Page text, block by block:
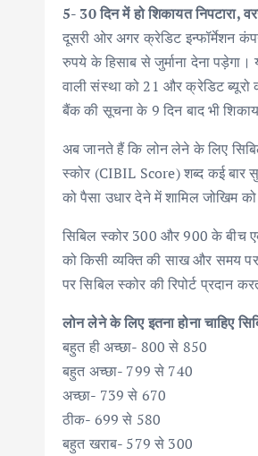
5- 30 दिन में हो शिकायत निपटारा,
दूसरी ओर अगर क्रेडिट इन्फॉर्मेशन
रुपये के हिसाब से जुर्माना देना पड़ेगा।
वाली संस्था को 21 और क्रेडिट ब्यूरो
बैंक की सूचना के 9 दिन बाद भी
अब जानते हैं कि लोन लेने के लिए
स्कोर (CIBIL Score) शब्द कई बार
को पैसा उधार देने में शामिल जोखिम
सिबिल स्कोर 300 और 900 के बीच
को किसी व्यक्ति की साख और समय
पर सिबिल स्कोर की रिपोर्ट प्रदान
लोन लेने के लिए इतना होना चाहिए
बहुत ही अच्छा- 800 से 850
बहुत अच्छा- 799 से 740
अच्छा- 739 से 670
ठीक- 699 से 580
बहुत खराब- 579 से 300